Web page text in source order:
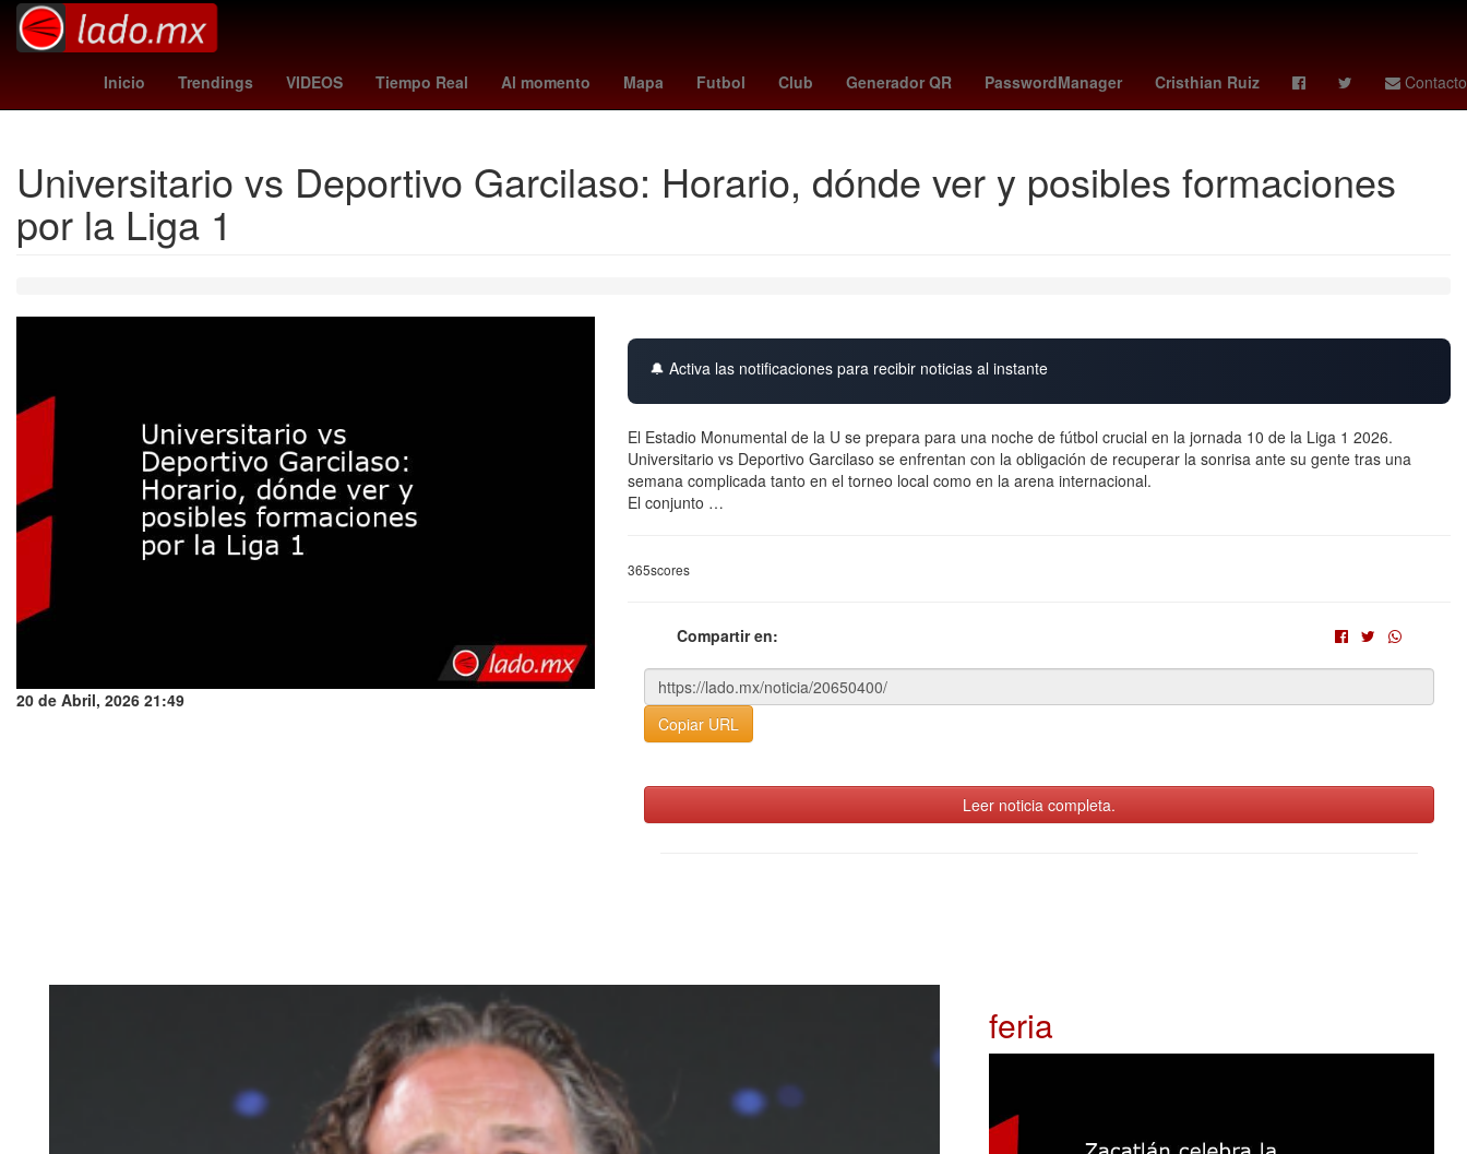
Inicio Trendings VIDEOS Tiempo Real Al momento Mapa Futbol Club Generador QR PasswordManager Cristhian Ruiz Contacto
tribunal de disciplina judicial david vazquez rania de jordania francia vs marruecos 2022 agencia estatal de meteorología Erling Haaland erling haland Odontología halaand marta kostiuk
Universitario vs Deportivo Garcilaso: Horario, dónde ver y posibles formaciones
por la Liga 1
20 de Abril, 2026 21:49
🔔 Activa las notificaciones para recibir noticias al instante
El Estadio Monumental de la U se prepara para una noche de fútbol crucial en la jornada 10 de la Liga 1 2026.
Universitario vs Deportivo Garcilaso se enfrentan con la obligación de recuperar la sonrisa ante su gente tras una
semana complicada tanto en el torneo local como en la arena internacional.
El conjunto …
365scores
Compartir en:
Copiar URL
Leer noticia completa.
feria